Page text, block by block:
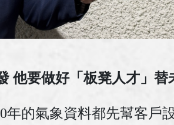
他要做好「板凳人才」替
年的氣象資料都先幫客戶